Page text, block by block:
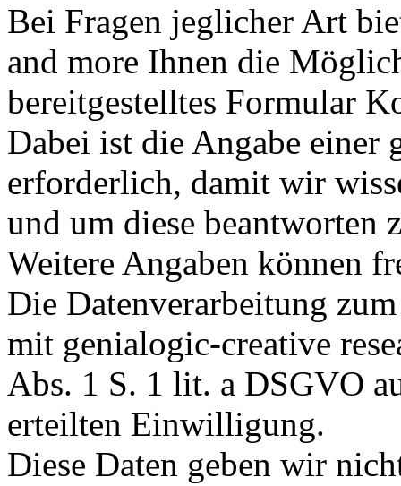
Bei Fragen jeglicher Art
and more Ihnen die
bereitgestelltes Formular
Dabei ist die Angabe
erforderlich, damit wir
und um diese beantworten
Weitere Angaben können
Die Datenverarbeitung
mit genialogic-creative
Abs. 1 S. 1 lit. a DSGVO
erteilten Einwilligung.
Diese Daten geben wir